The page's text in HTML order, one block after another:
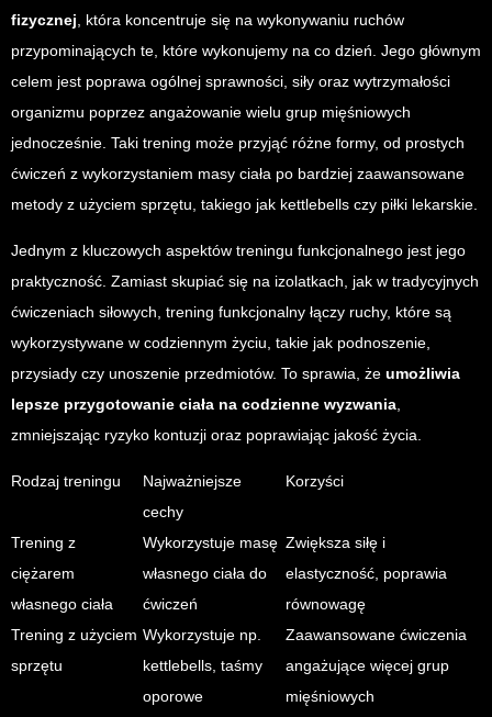
fizycznej, która koncentruje się na wykonywaniu ruchów
przypominających te, które wykonujemy na co dzień. Jego głównym
celem jest poprawa ogólnej sprawności, siły oraz wytrzymałości
organizmu poprzez angażowanie wielu grup mięśniowych
jednocześnie. Taki trening może przyjąć różne formy, od prostych
ćwiczeń z wykorzystaniem masy ciała po bardziej zaawansowane
metody z użyciem sprzętu, takiego jak kettlebells czy piłki lekarskie.
Jednym z kluczowych aspektów treningu funkcjonalnego jest jego
praktyczność. Zamiast skupiać się na izolatkach, jak w tradycyjnych
ćwiczeniach siłowych, trening funkcjonalny łączy ruchy, które są
wykorzystywane w codziennym życiu, takie jak podnoszenie,
przysiady czy unoszenie przedmiotów. To sprawia, że umożliwia
lepsze przygotowanie ciała na codzienne wyzwania,
zmniejszając ryzyko kontuzji oraz poprawiając jakość życia.
Rodzaj treningu
Najważniejsze
cechy
Korzyści
Trening z
ciężarem
własnego ciała
Wykorzystuje masę
własnego ciała do
ćwiczeń
Zwiększa siłę i
elastyczność, poprawia
równowagę
Trening z użyciem
sprzętu
Wykorzystuje np.
kettlebells, taśmy
oporowe
Zaawansowane ćwiczenia
angażujące więcej grup
mięśniowych